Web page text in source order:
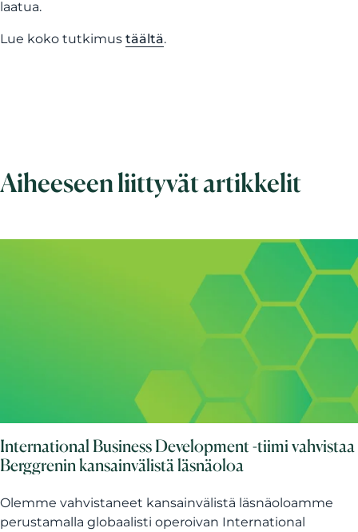
laatua.
Lue koko tutkimus täältä.
Aiheeseen liittyvät artikkelit
International Business Development -tiimi vahvistaa
Berggrenin kansainvälistä läsnäoloa
Olemme vahvistaneet kansainvälistä läsnäoloamme
perustamalla globaalisti operoivan International